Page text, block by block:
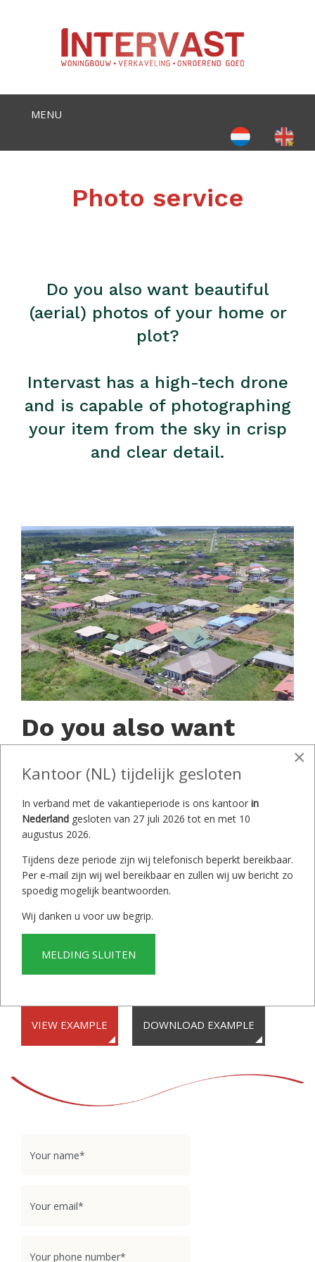
Photo service
Do you also want beautiful
(aerial) photos of your home or
plot?
Intervast has a high-tech drone
and is capable of photographing
your item from the sky in crisp
and clear detail.
Do you also want
beautiful (aerial)
photos of your home
or plot?
Intervast has a high-tech drone and is
capable of photographing your item from
the sky in crisp and clear detail.
VIEW EXAMPLE DOWNLOAD EXAMPLE
×
Kantoor (NL) tijdelijk gesloten
In verband met de vakantieperiode is ons kantoor in
Nederland gesloten van 27 juli 2026 tot en met 10
augustus 2026.
Tijdens deze periode zijn wij telefonisch beperkt bereikbaar.
Per e-mail zijn wij wel bereikbaar en zullen wij uw bericht zo
spoedig mogelijk beantwoorden.
Wij danken u voor uw begrip.
MELDING SLUITEN